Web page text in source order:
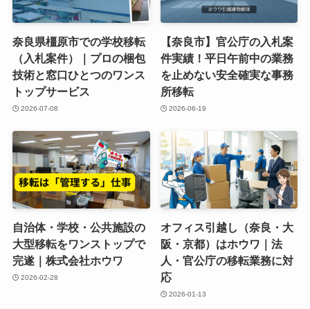
奈良県橿原市での学校移転
（入札案件）｜プロの梱包
技術と窓口ひとつのワンス
トップサービス
2026-07-08
【奈良市】官公庁の入札案
件実績！平日午前中の業務
を止めない安全確実な事務
所移転
2026-06-19
自治体・学校・公共施設の
大型移転をワンストップで
完遂｜株式会社ホウワ
2026-02-28
オフィス引越し（奈良・大
阪・京都）はホウワ｜法
人・官公庁の移転業務に対
応
2026-01-13